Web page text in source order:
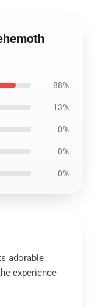
88%
13%
0%
0%
0%
adorable
experience